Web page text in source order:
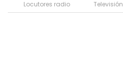
Locutores radio
Televisión